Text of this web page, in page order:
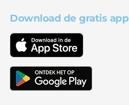
Download de gratis app